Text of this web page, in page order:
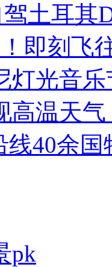
土耳其
即刻飞
灯光音
高温天
线40余
pk